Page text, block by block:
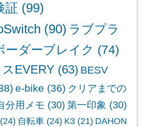
証 (99)
(90) ラブプラ
ーダーブレイク (74)
EVERY(63) BESV
e-bike (36) クリアまでの
分用メモ (30) 第一印象 (30)
(24) 自転車(24) K3(21) DAHON